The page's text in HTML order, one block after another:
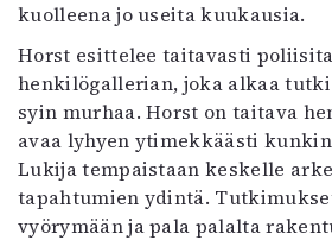
Tilaus ja
Yhteistyössä
Toimitus
Mediatiedot
Kaltio ry
kuolleena jo useita kuukausia.
Horst esittelee taitavasti
henkilögallerian, joka alkaa
syin murhaa. Horst on taitava
avaa lyhyen ytimekkäästi
Lukija tempaistaan keskelle
tapahtumien ydintä.
vyörymään ja pala palalta